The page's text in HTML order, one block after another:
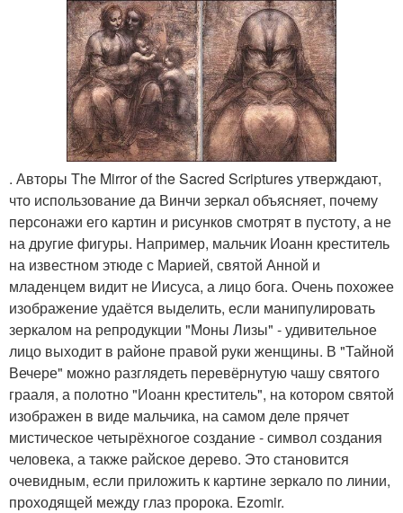
. Авторы The Mirror of the Sacred Scriptures утверждают,
что использование да Винчи зеркал объясняет, почему
персонажи его картин и рисунков смотрят в пустоту, а не
на другие фигуры. Например, мальчик Иоанн креститель
на известном этюде с Марией, святой Анной и
младенцем видит не Иисуса, а лицо бога. Очень похожее
изображение удаётся выделить, если манипулировать
зеркалом на репродукции "Моны Лизы" - удивительное
лицо выходит в районе правой руки женщины. В "Тайной
Вечере" можно разглядеть перевёрнутую чашу святого
грааля, а полотно "Иоанн креститель", на котором святой
изображен в виде мальчика, на самом деле прячет
мистическое четырёхногое создание - символ создания
человека, а также райское дерево. Это становится
очевидным, если приложить к картине зеркало по линии,
проходящей между глаз пророка. Ezomir.